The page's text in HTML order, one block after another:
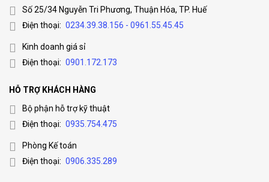
điểm cộng gây ấn tượng cho người dùng.
Số 25/34 Nguyễn Tri Phương, Thuận Hóa, TP. Huế
Điện thoại: 0234.39.38.156 - 0961.55.45.45
Kinh doanh giá sỉ
Điện thoại: 0901.172.173
HỖ TRỢ KHÁCH HÀNG
Bộ phận hỗ trợ kỹ thuật
Điện thoại: 0935.754.475
Phòng Kế toán
Điện thoại: 0906.335.289